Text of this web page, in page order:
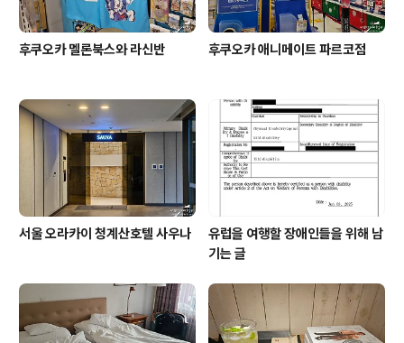
후쿠오카 멜론북스와 라신반 후쿠오카 애니메이트 파르코점
서울 오라카이 청계산호텔 사우나
유럽을 여행할 장애인들을 위해 남
기는 글